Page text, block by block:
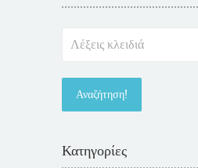
Κατηγορίες